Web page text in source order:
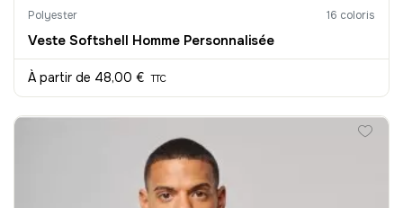
Polyester 16 coloris
Veste Softshell Homme Personnalisée
À partir de 48,00 € TTC